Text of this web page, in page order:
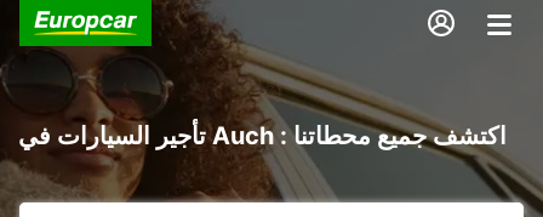
تأجير السيارات في Auch : اكتشف جميع محطاتنا